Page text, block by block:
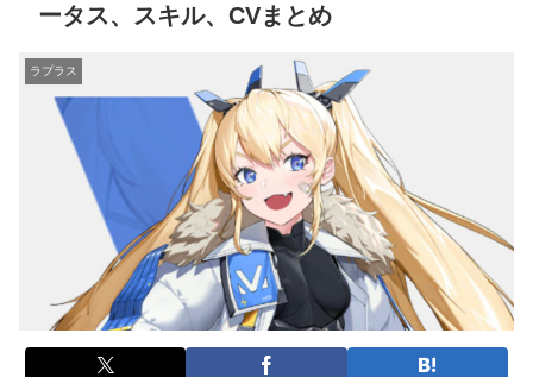
ータス、スキル、CVまとめ
ラプラス